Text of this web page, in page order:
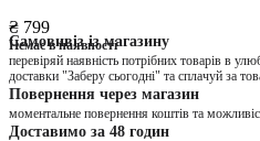
₴ 799
Немає в наявності
Самовивіз із магазину
перевіряй наявність потрібних товарів в
доставки "Заберу сьогодні" та сплачуй за
Повернення через магазин
моментальне повернення коштів та
Доставимо за 48 годин